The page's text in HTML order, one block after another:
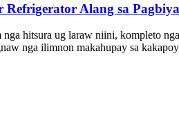
Refrigerator Alang sa
hitsura ug laraw niini, kompleto
nga ilimnon makahupay sa